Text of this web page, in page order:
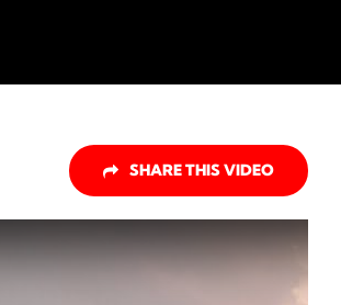
SHARE THIS VIDEO